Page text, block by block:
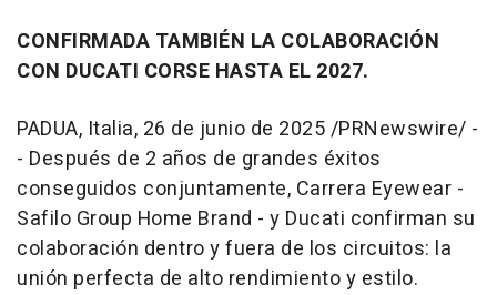
CONFIRMADA TAMBIÉN LA COLABORACIÓN
CON DUCATI CORSE HASTA EL 2027.
PADUA, Italia, 26 de junio de 2025/PRNewswire/ -
- Después de 2 años de grandes éxitos
conseguidos conjuntamente, Carrera Eyewear -
Safilo Group Home Brand - y Ducati confirman su
colaboración dentro y fuera de los circuitos: la
unión perfecta de alto rendimiento y estilo.